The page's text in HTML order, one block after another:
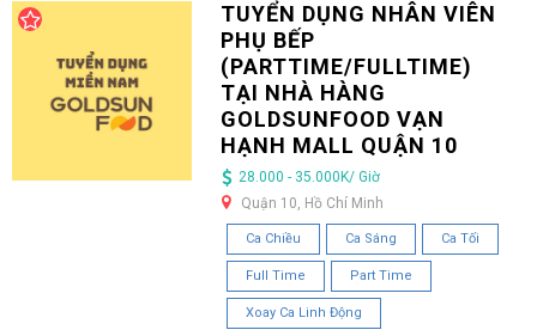
TUYỂN DỤNG NHÂN VIÊN
PHỤ BẾP
(PARTTIME/FULLTIME)
TẠI NHÀ HÀNG
GOLDSUNFOOD VẠN
HẠNH MALL QUẬN 10
28.000 - 35.000K/ Giờ
Quận 10, Hồ Chí Minh
Ca Chiều Ca Sáng Ca Tối
Full Time Part Time
Xoay Ca Linh Động